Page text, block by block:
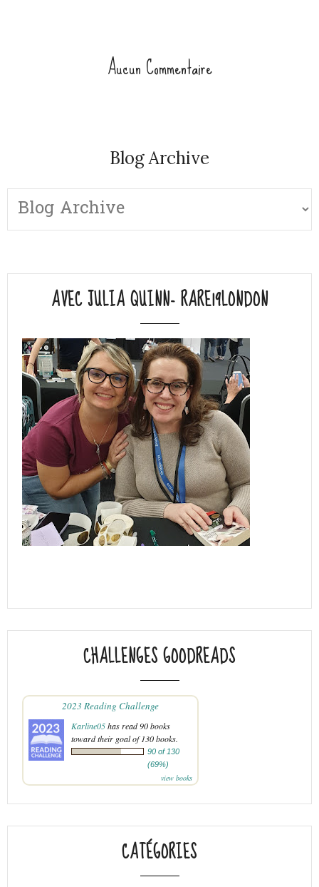
Aucun Commentaire
Blog Archive
AVEC JULIA QUINN- RARE19LONDON
CHALLENGES GOODREADS
2023 Reading Challenge
Karline05has read 90 books
toward their goal of 130 books.
90 of 130
(69%)
view books
CATÉGORIES